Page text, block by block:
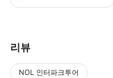
리뷰
NOL 인터파크투어